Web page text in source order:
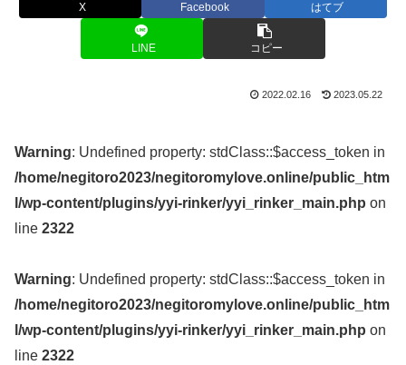
X Facebook はてブ
LINE コピー
2022.02.16 2023.05.22
Warning: Undefined property: stdClass::$access_token in
/home/negitoro2023/negitoromylove.online/public_htm
l/wp-content/plugins/yyi-rinker/yyi_rinker_main.php on
line 2322
Warning: Undefined property: stdClass::$access_token in
/home/negitoro2023/negitoromylove.online/public_htm
l/wp-content/plugins/yyi-rinker/yyi_rinker_main.php on
line 2322